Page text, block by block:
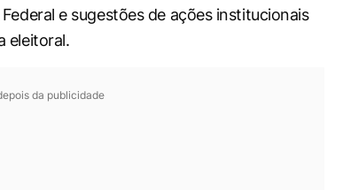
e sugestões de ações institucionais
eleitoral.
da publicidade